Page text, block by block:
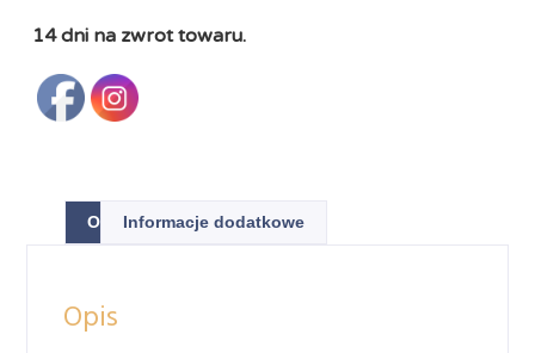
14 dni na zwrot towaru.
OpisInformacje dodatkowe
Opis